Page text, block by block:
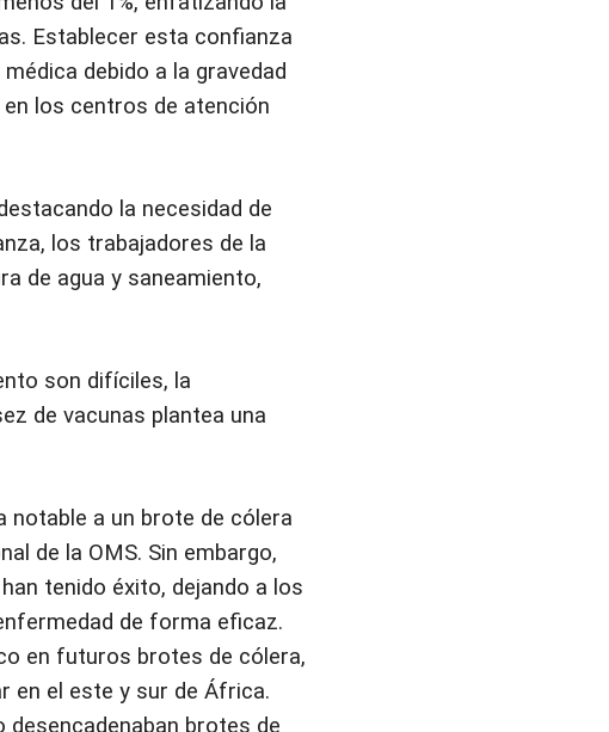
Establecer esta confianza
debido a la gravedad
los centros de atención
la necesidad de
los trabajadores de la
de agua y saneamiento,
son difíciles, la
de vacunas plantea una
notable a un brote de cólera
de la OMS. Sin embargo,
tenido éxito, dejando a los
de forma eficaz.
en futuros brotes de cólera,
en el este y sur de África.
desencadenaban brotes de